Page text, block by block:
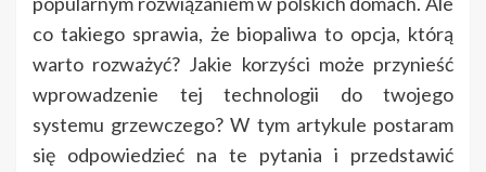
co takiego sprawia, że biopaliwa to opcja, którą
warto rozważyć? Jakie korzyści może przynieść
wprowadzenie tej technologii do twojego
systemu grzewczego? W tym artykule postaram
się odpowiedzieć na te pytania i przedstawić